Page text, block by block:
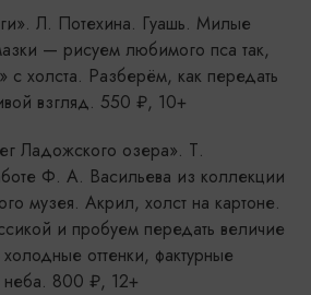
Л. Потехина. Гуашь. Милые
— рисуем любимого пса так,
с холста. Разберём, как передать
взгляд. 550 ₽, 10+
Ладожского озера». Т.
Ф. А. Васильева из коллекции
музея. Акрил, холст на картоне.
и пробуем передать величие
оттенки, фактурные
неба. 800 ₽, 12+